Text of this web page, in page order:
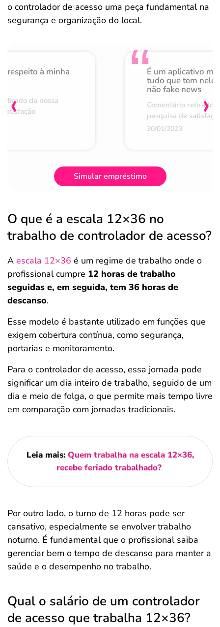
o controlador de acesso uma peça fundamental na
segurança e organização do local.
respeito à minha
da nossa
É um aplicativo
tudo que tem nele
não fake news
Comentário retirado
pesquisa de
30/01/2023
‹ ›
Simular empréstimo
O que é a escala 12×36 no
trabalho de controlador de acesso?
A escala 12×36 é um regime de trabalho onde o
profissional cumpre 12 horas de trabalho
seguidas e, em seguida, tem 36 horas de
descanso.
Esse modelo é bastante utilizado em funções que
exigem cobertura contínua, como segurança,
portarias e monitoramento.
Para o controlador de acesso, essa jornada pode
significar um dia inteiro de trabalho, seguido de um
dia e meio de folga, o que permite mais tempo livre
em comparação com jornadas tradicionais.
Leia mais: Quem trabalha na escala 12×36,
recebe feriado trabalhado?
Por outro lado, o turno de 12 horas pode ser
cansativo, especialmente se envolver trabalho
noturno. É fundamental que o profissional saiba
gerenciar bem o tempo de descanso para manter a
saúde e o desempenho no trabalho.
Qual o salário de um controlador
de acesso que trabalha 12×36?